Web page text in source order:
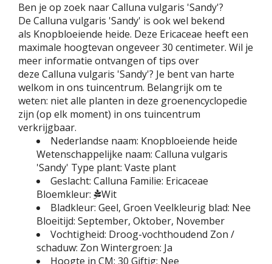
Ben je op zoek naar Calluna vulgaris 'Sandy'?
De Calluna vulgaris 'Sandy' is ook wel bekend
als Knopbloeiende heide. Deze Ericaceae heeft een
maximale hoogtevan ongeveer 30 centimeter. Wil je
meer informatie ontvangen of tips over
deze Calluna vulgaris 'Sandy'? Je bent van harte
welkom in ons tuincentrum. Belangrijk om te
weten: niet alle planten in deze groenencyclopedie
zijn (op elk moment) in ons tuincentrum
verkrijgbaar.
Nederlandse naam: Knopbloeiende heide
Wetenschappelijke naam: Calluna vulgaris
'Sandy' Type plant: Vaste plant
Geslacht: Calluna Familie: Ericaceae
Bloemkleur:
Wit
Bladkleur: Geel, Groen Veelkleurig blad: Nee
Bloeitijd: September, Oktober, November
Vochtigheid: Droog-vochthoudend Zon /
schaduw: Zon Wintergroen: Ja
Hoogte in CM: 30 Giftig: Nee